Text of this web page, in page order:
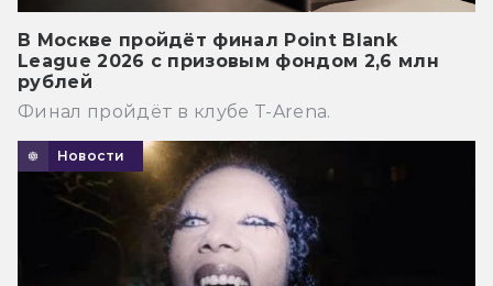
В Москве пройдёт финал Point Blank
League 2026 с призовым фондом 2,6 млн
рублей
Финал пройдёт в клубе T-Arena.
Новости